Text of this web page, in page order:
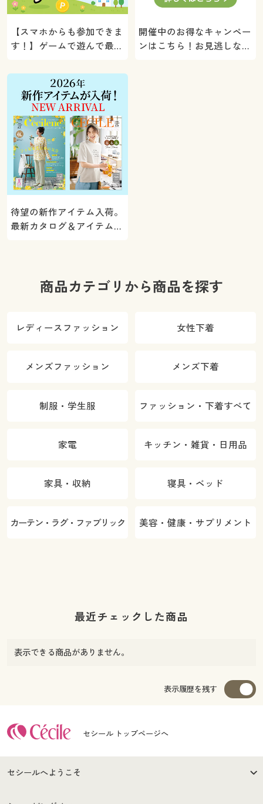
【スマホからも参加できま
す！】ゲームで遊んで最大
ト！
開催中のお得なキャンペー
ンはこちら！お見逃しな
待望の新作アイテム入荷。
最新カタログ＆アイテムを
商品カテゴリから商品を探す
レディースファッション 女性下着
メンズファッション メンズ下着
制服・学生服 ファッション・下着すべて
家電 キッチン・雑貨・日用品
家具・収納 寝具・ベッド
カーテン・ラグ・ファブリック 美容・健康・サプリメント
最近チェックした商品
表示できる商品がありません。
表示履歴を残す
セシール トップページへ
セシールへようこそ